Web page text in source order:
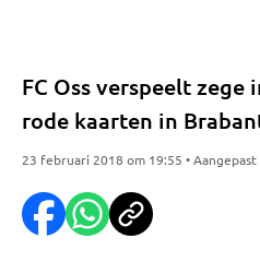
FC Oss verspeelt zege
rode kaarten in
23 februari 2018 om 19:55 •